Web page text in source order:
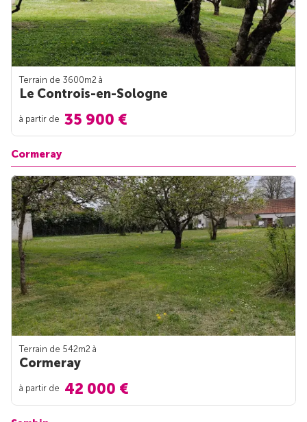
Terrain de 3600m2 à
Le Controis-en-Sologne
à partir de 35 900 €
Cormeray
Terrain de 542m2 à
Cormeray
à partir de 42 000 €